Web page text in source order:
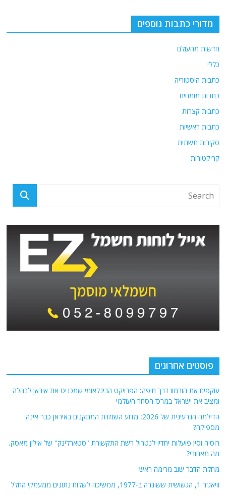
מדורי כתבות נוספים
חדשות מהעולם
כללי
כתבות היסטוריה
כתבות מומחים
כתבות קצרות
כתבות ראשיות
סקירות תשתית
קריקטורות
פוסטים אחרונים
עוקפים את הורמוז דרך חיפה: הפרויקט הבינלאומי שמכניס את איראן לבהלה
ומציב את ישראל במרכז הסחר העולמי
הדילמה הגרעינית של 2026: מדוע השמדת המתקנים באיראן כבר אינה
מספיקה?
רוסיה וסין פועלות יחדיו לנטרול רשת התקשורת "סטארלינק" של אילון מאסק.
מה מאחורי?
מחלת הדבר שוב מרימה ראש
וויאג׳ר 1, הגשושית ששוגרה ב-1977, ממשיכה לשלוח נתונים ממעמקי החלל